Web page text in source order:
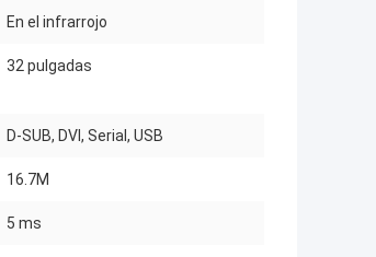
En el infrarrojo
32 pulgadas
D-SUB, DVI, Serial, USB
16.7M
5 ms